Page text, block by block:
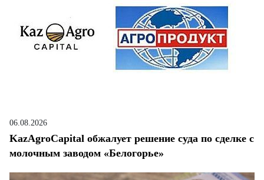
06.08.2026
KazAgroCapital обжалует решение суда по сделке с
молочным заводом «Белогорье»